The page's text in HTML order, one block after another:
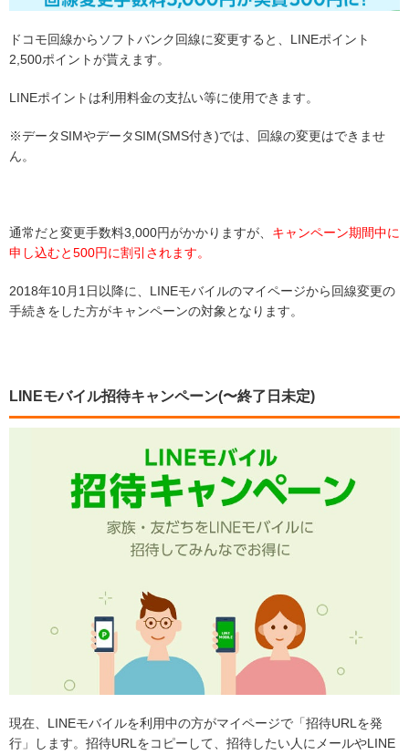
ドコモ回線からソフトバンク回線に変更すると、LINEポイント
2,500ポイントが貰えます。
LINEポイントは利用料金の支払い等に使用できます。
※データSIMやデータSIM(SMS付き)では、回線の変更はできませ
ん。
通常だと変更手数料3,000円がかかりますが、 キャンペーン期間中に
申し込むと500円に割引されます。
2018年10月1日以降に、LINEモバイルのマイページから回線変更の
手続きをした方がキャンペーンの対象となります。
LINEモバイル招待キャンペーン(〜終了日未定)
現在、LINEモバイルを利用中の方がマイページで「招待URLを発
行」します。招待URLをコピーして、招待したい人にメールやLINE